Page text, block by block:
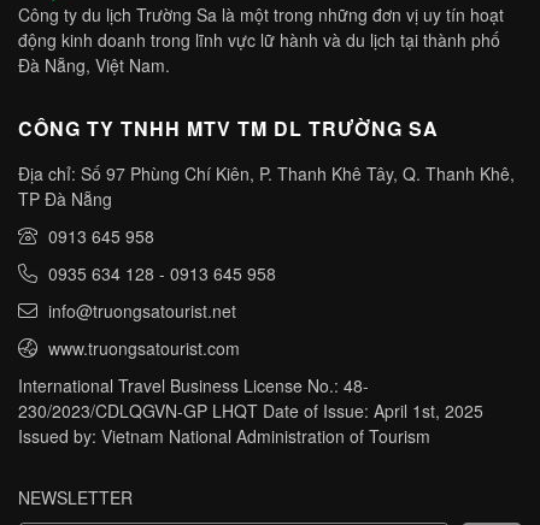
Công ty du lịch Trường Sa là một trong những đơn vị uy tín hoạt
động kinh doanh trong lĩnh vực lữ hành và du lịch tại thành phố
Đà Nẵng, Việt Nam.
CÔNG TY TNHH MTV TM DL TRƯỜNG SA
Địa chỉ: Số 97 Phùng Chí Kiên, P. Thanh Khê Tây, Q. Thanh Khê,
TP Đà Nẵng
0913 645 958
0935 634 128 - 0913 645 958
info@truongsatourist.net
www.truongsatourist.com
International Travel Business License No.: 48-
230/2023/CDLQGVN-GP LHQT Date of Issue: April 1st, 2025
Issued by: Vietnam National Administration of Tourism
NEWSLETTER